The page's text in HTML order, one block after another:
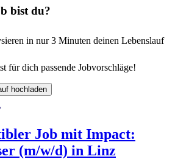
bist du?
in nur 3 Minuten deinen Lebenslauf
für dich passende Jobvorschläge!
hochladen
Job mit Impact:
(m/w/d) in Linz